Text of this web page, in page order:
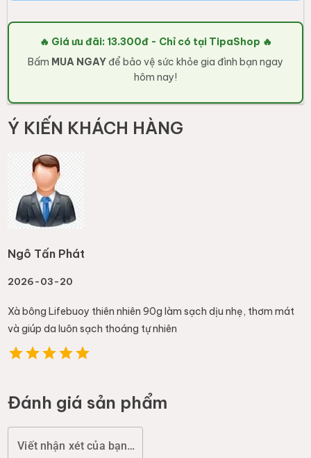
🔥 Giá ưu đãi: 13.300đ - Chỉ có tại TipaShop 🔥
Bấm MUA NGAY để bảo vệ sức khỏe gia đình bạn ngay
hôm nay!
Ý KIẾN KHÁCH HÀNG
Ngô Tấn Phát
2026-03-20
Xà bông Lifebuoy thiên nhiên 90g làm sạch dịu nhẹ, thơm mát
và giúp da luôn sạch thoáng tự nhiên
Đánh giá sản phẩm
Viết nhận xét của bạn (chất lượng, đóng gói, giao hàng...)